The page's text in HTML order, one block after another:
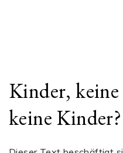
Kinder,
keine Kinder?